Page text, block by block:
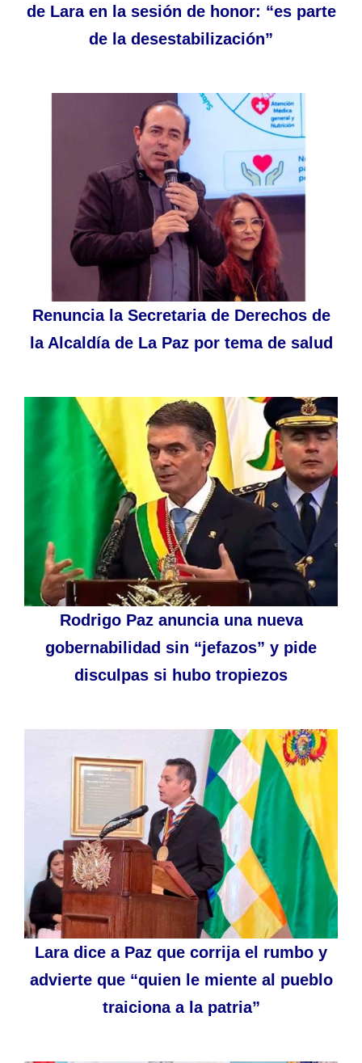
de Lara en la sesión de honor: “es parte
de la desestabilización”
Renuncia la Secretaria de Derechos de
la Alcaldía de La Paz por tema de salud
Rodrigo Paz anuncia una nueva
gobernabilidad sin “jefazos” y pide
disculpas si hubo tropiezos
Lara dice a Paz que corrija el rumbo y
advierte que “quien le miente al pueblo
traiciona a la patria”